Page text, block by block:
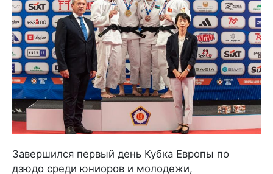
Завершился первый день Кубка Европы по
дзюдо среди юниоров и молодежи,